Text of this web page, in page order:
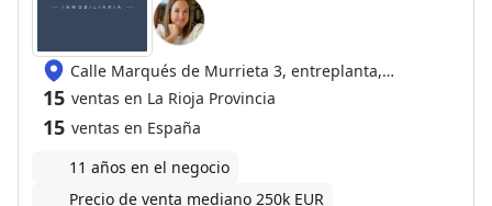
Calle Marqués de Murrieta 3, entreplanta,
26005 Logroño
15 ventas en La Rioja Provincia
15 ventas en España
11 años en el negocio
Precio de venta mediano 250k EUR